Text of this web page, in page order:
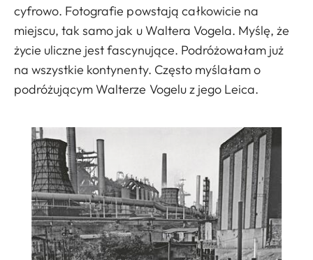
cyfrowo. Fotografie powstają całkowicie na
miejscu, tak samo jak u Waltera Vogela. Myślę, że
życie uliczne jest fascynujące. Podróżowałam już
na wszystkie kontynenty. Często myślałam o
podróżującym Walterze Vogelu z jego Leica.